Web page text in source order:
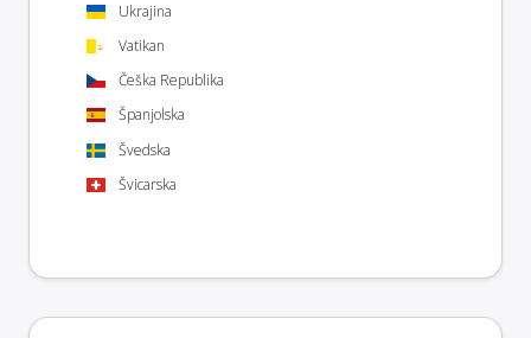
Ukrajina
Vatikan
Češka Republika
Španjolska
Švedska
Švicarska